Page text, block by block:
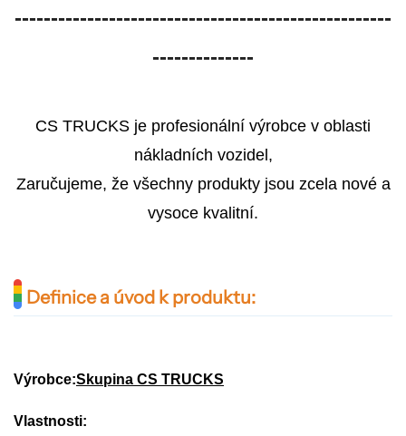
----------------------------------------------------
--------------
CS TRUCKS je profesionální výrobce v oblasti
nákladních vozidel,
Zaručujeme, že všechny produkty jsou zcela nové a
vysoce kvalitní.
Definice a úvod k produktu:
Výrobce:Skupina CS TRUCKS
Vlastnosti: